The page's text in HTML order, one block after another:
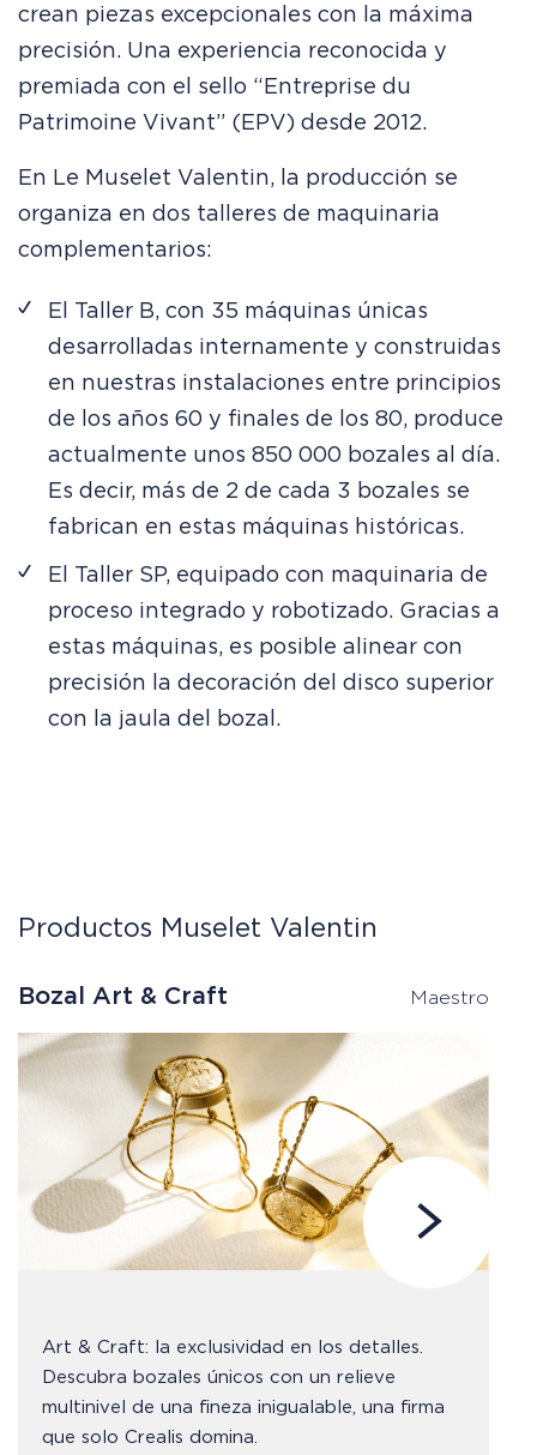
crean piezas excepcionales con la máxima
precisión. Una experiencia reconocida y
premiada con el sello “Entreprise du
Patrimoine Vivant” (EPV) desde 2012.
En Le Muselet Valentin, la producción se
organiza en dos talleres de maquinaria
complementarios:
El Taller B, con 35 máquinas únicas
desarrolladas internamente y construidas
en nuestras instalaciones entre principios
de los años 60 y finales de los 80, produce
actualmente unos 850 000 bozales al día.
Es decir, más de 2 de cada 3 bozales se
fabrican en estas máquinas históricas.
El Taller SP, equipado con maquinaria de
proceso integrado y robotizado. Gracias a
estas máquinas, es posible alinear con
precisión la decoración del disco superior
con la jaula del bozal.
Productos Muselet Valentin
Bozal Art & Craft Maestro
Art & Craft: la exclusividad en los detalles.
Descubra bozales únicos con un relieve
multinivel de una fineza inigualable, una firma
que solo Crealis domina.